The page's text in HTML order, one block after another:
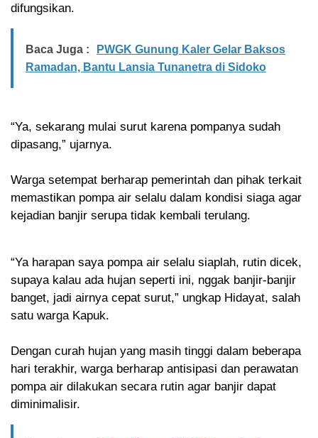
difungsikan.
Baca Juga :
PWGK Gunung Kaler Gelar Baksos
Ramadan, Bantu Lansia Tunanetra di Sidoko
“Ya, sekarang mulai surut karena pompanya sudah
dipasang,” ujarnya.
Warga setempat berharap pemerintah dan pihak terkait
memastikan pompa air selalu dalam kondisi siaga agar
kejadian banjir serupa tidak kembali terulang.
“Ya harapan saya pompa air selalu siaplah, rutin dicek,
supaya kalau ada hujan seperti ini, nggak banjir-banjir
banget, jadi airnya cepat surut,” ungkap Hidayat, salah
satu warga Kapuk.
Dengan curah hujan yang masih tinggi dalam beberapa
hari terakhir, warga berharap antisipasi dan perawatan
pompa air dilakukan secara rutin agar banjir dapat
diminimalisir.